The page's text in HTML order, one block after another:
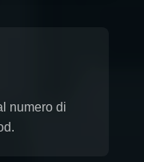
numero di